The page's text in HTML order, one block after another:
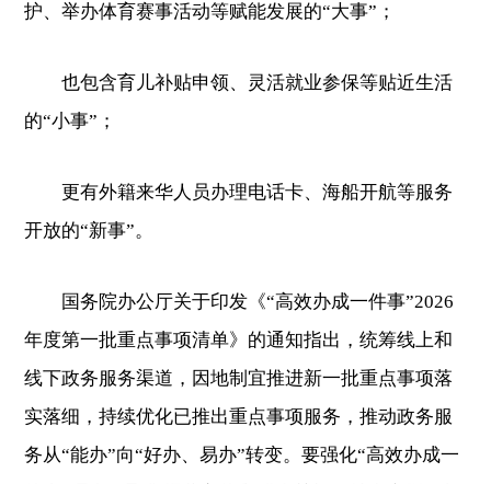
护、举办体育赛事活动等赋能发展的“大事”；
也包含育儿补贴申领、灵活就业参保等贴近生活
的“小事”；
更有外籍来华人员办理电话卡、海船开航等服务
开放的“新事”。
国务院办公厅关于印发《“高效办成一件事”2026
年度第一批重点事项清单》的通知指出，统筹线上和
线下政务服务渠道，因地制宜推进新一批重点事项落
实落细，持续优化已推出重点事项服务，推动政务服
务从“能办”向“好办、易办”转变。要强化“高效办成一